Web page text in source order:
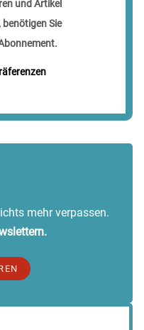
und Artikel
Sie
mehr verpassen.